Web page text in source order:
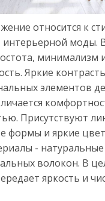
относится к
интерьерной моды.
минимализм
Яркие
элементов
Присутствуют
формы и яркие
-
волокон. В
яркость и